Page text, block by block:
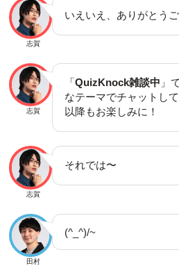
志賀
いえいえ、ありがとう
志賀
「QuizKnock雑談中 」
なテーマでチャットし
以降もお楽しみに！
志賀
それでは〜
田村
(^_^)/~